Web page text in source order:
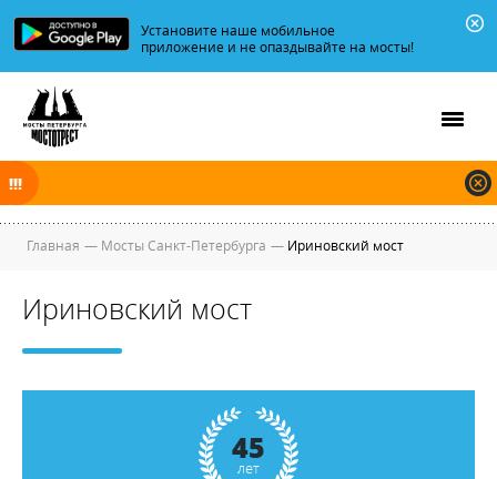
Установите наше мобильное
приложение и не опаздывайте на мосты!
разводятся по графику.
Главная — Мосты Санкт-Петербурга — Ириновский мост
Ириновский мост
45
лет